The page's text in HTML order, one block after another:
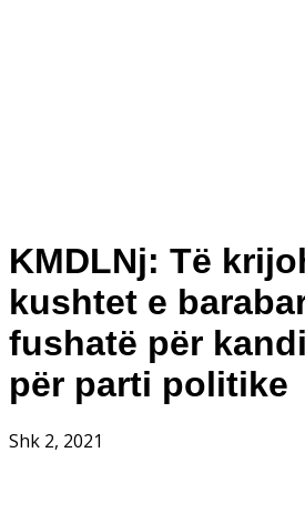
KMDLNj: Të
kushtet e
fushatë për
për parti politike
Shk 2, 2021